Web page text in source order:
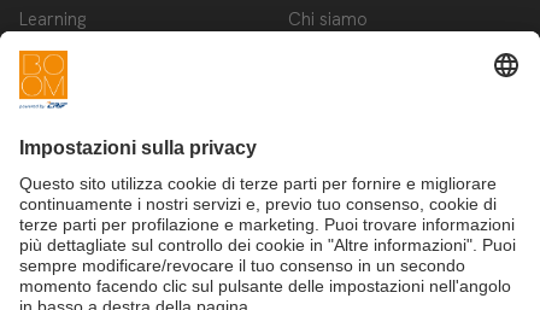
Learning
Innovation
Startup
Chi siamo
Iscriviti alla newsletter BOOM